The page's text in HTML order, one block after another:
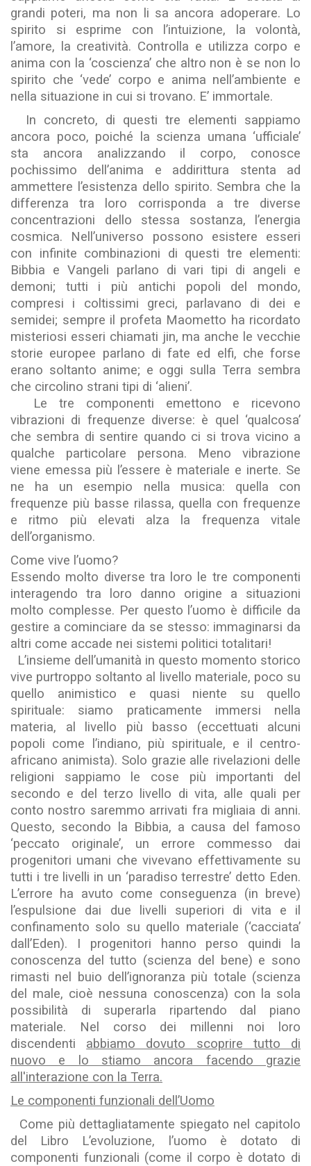
grandi poteri, ma non li sa ancora adoperare. Lo
spirito si esprime con l’intuizione, la volontà,
l’amore, la creatività. Controlla e utilizza corpo e
anima con la ‘coscienza’ che altro non è se non lo
spirito che ‘vede’ corpo e anima nell’ambiente e
nella situazione in cui si trovano. E’ immortale.
In concreto, di questi tre elementi sappiamo
ancora poco, poiché la scienza umana ‘ufficiale’
sta ancora analizzando il corpo, conosce
pochissimo dell’anima e addirittura stenta ad
ammettere l’esistenza dello spirito. Sembra che la
differenza tra loro corrisponda a tre diverse
concentrazioni dello stessa sostanza, l’energia
cosmica. Nell’universo possono esistere esseri
con infinite combinazioni di questi tre elementi:
Bibbia e Vangeli parlano di vari tipi di angeli e
demoni; tutti i più antichi popoli del mondo,
compresi i coltissimi greci, parlavano di dei e
semidei; sempre il profeta Maometto ha ricordato
misteriosi esseri chiamati jin, ma anche le vecchie
storie europee parlano di fate ed elfi, che forse
erano soltanto anime; e oggi sulla Terra sembra
che circolino strani tipi di ‘alieni’.
Le tre componenti emettono e ricevono
vibrazioni di frequenze diverse: è quel ‘qualcosa’
che sembra di sentire quando ci si trova vicino a
qualche particolare persona. Meno vibrazione
viene emessa più l’essere è materiale e inerte. Se
ne ha un esempio nella musica: quella con
frequenze più basse rilassa, quella con frequenze
e ritmo più elevati alza la frequenza vitale
dell’organismo.
Come vive l’uomo?
Essendo molto diverse tra loro le tre componenti
interagendo tra loro danno origine a situazioni
molto complesse. Per questo l’uomo è difficile da
gestire a cominciare da se stesso: immaginarsi da
altri come accade nei sistemi politici totalitari!
L’insieme dell’umanità in questo momento storico
vive purtroppo soltanto al livello materiale, poco su
quello animistico e quasi niente su quello
spirituale: siamo praticamente immersi nella
materia, al livello più basso (eccettuati alcuni
popoli come l’indiano, più spirituale, e il centro-
africano animista). Solo grazie alle rivelazioni delle
religioni sappiamo le cose più importanti del
secondo e del terzo livello di vita, alle quali per
conto nostro saremmo arrivati fra migliaia di anni.
Questo, secondo la Bibbia, a causa del famoso
‘peccato originale’, un errore commesso dai
progenitori umani che vivevano effettivamente su
tutti i tre livelli in un ‘paradiso terrestre’ detto Eden.
L’errore ha avuto come conseguenza (in breve)
l’espulsione dai due livelli superiori di vita e il
confinamento solo su quello materiale (‘cacciata’
dall’Eden). I progenitori hanno perso quindi la
conoscenza del tutto (scienza del bene) e sono
rimasti nel buio dell’ignoranza più totale (scienza
del male, cioè nessuna conoscenza) con la sola
possibilità di superarla ripartendo dal piano
materiale. Nel corso dei millenni noi loro
discendenti abbiamo dovuto scoprire tutto di
nuovo e lo stiamo ancora facendo grazie
all'interazione con la Terra.
Le componenti funzionali dell’Uomo
Come più dettagliatamente spiegato nel capitolo
del Libro L’evoluzione, l’uomo è dotato di
componenti funzionali (come il corpo è dotato di